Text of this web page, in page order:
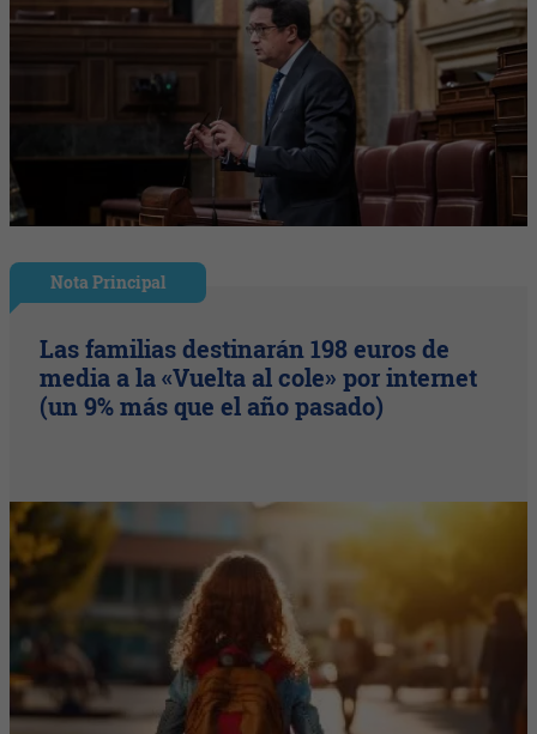
Nota Principal
Las familias destinarán 198 euros de
media a la «Vuelta al cole» por internet
(un 9% más que el año pasado)